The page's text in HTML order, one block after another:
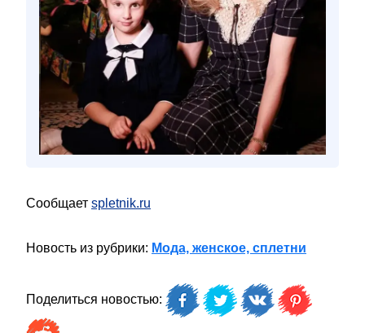
Сообщает spletnik.ru
Новость из рубрики: Мода, женское, сплетни
Поделиться новостью: